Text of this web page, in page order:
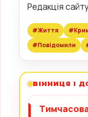
Редакція
#Життя
#Повідомили
ВІННИЦЯ І